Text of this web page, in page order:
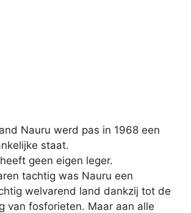
Nauru werd pas in 1968 een
staat.
geen eigen leger.
tachtig was Nauru een
welvarend land dankzij tot de
van fosforieten. Maar aan alle